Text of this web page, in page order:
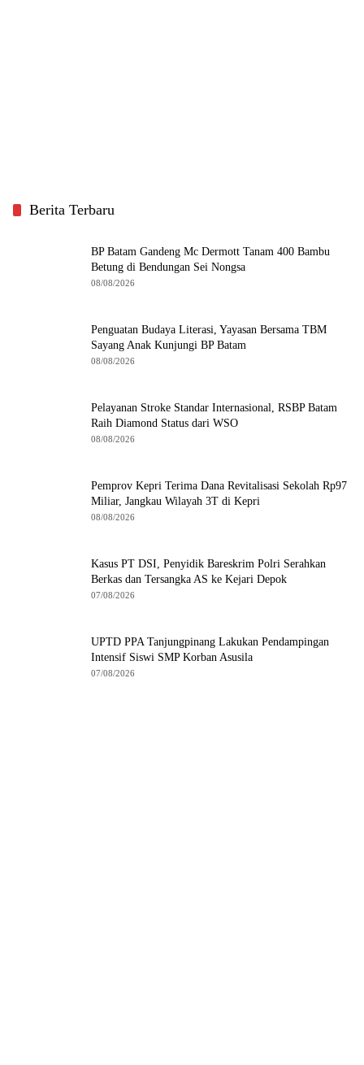
Berita Terbaru
BP Batam Gandeng Mc Dermott Tanam 400 Bambu
Betung di Bendungan Sei Nongsa
08/08/2026
Penguatan Budaya Literasi, Yayasan Bersama TBM
Sayang Anak Kunjungi BP Batam
08/08/2026
Pelayanan Stroke Standar Internasional, RSBP Batam
Raih Diamond Status dari WSO
08/08/2026
Pemprov Kepri Terima Dana Revitalisasi Sekolah Rp97
Miliar, Jangkau Wilayah 3T di Kepri
08/08/2026
Kasus PT DSI, Penyidik Bareskrim Polri Serahkan
Berkas dan Tersangka AS ke Kejari Depok
07/08/2026
UPTD PPA Tanjungpinang Lakukan Pendampingan
Intensif Siswi SMP Korban Asusila
07/08/2026